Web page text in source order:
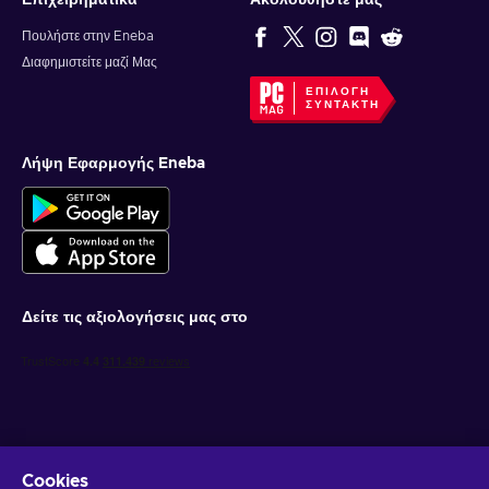
Πουλήστε στην Eneba
Διαφημιστείτε μαζί Μας
ΕΠΙΛΟΓΉ
ΣΥΝΤΆΚΤΗ
Λήψη Εφαρμογής Eneba
Δείτε τις αξιολογήσεις μας στο
Cookies